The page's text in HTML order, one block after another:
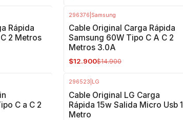
Rápida
2 Metros
296376 Samsung
Cable Original Carga Rápida
Samsung 60W Tipo C A C 2
Metros 3.0A
$12.900$14.900
C a C 2
296523 LG
Cable Original LG Carga
Rápida 15w Salida Micro Usb 1
Metro